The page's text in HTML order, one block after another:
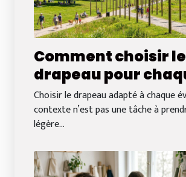
Comment choisir
drapeau pour
occasion ?
Choisir le drapeau adapté à chaque
contexte n’est pas une tâche à
légère...